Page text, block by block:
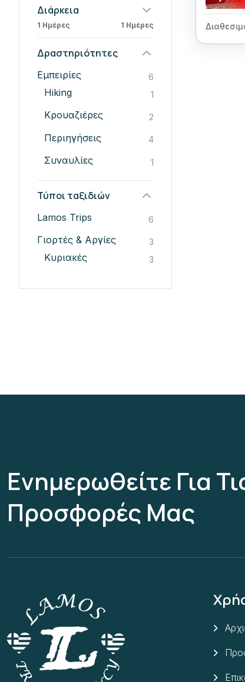
Διάρκεια
1 Ημέρες 1 Ημέρες
Δραστηριότητες
Εμπειρίες 6
Hiking 1
Κρουαζιέρες 2
Περιηγήσεις 4
Συναυλίες 1
Τύποι ταξιδιών
Lamos Trips 6
Γιορτές & Αργίες 3
Κυριακές 3
Ενημερωθείτε Για
Προσφορές Μας